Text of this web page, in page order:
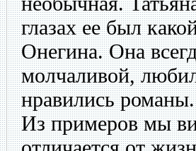
глазах ее был
Онегина. Она
молчаливой,
нравились
Из примеров мы